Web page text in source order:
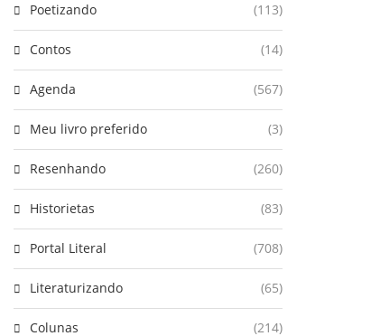
Poetizando (113)
Contos (14)
Agenda (567)
Meu livro preferido (3)
Resenhando (260)
Historietas (83)
Portal Literal (708)
Literaturizando (65)
Colunas (214)